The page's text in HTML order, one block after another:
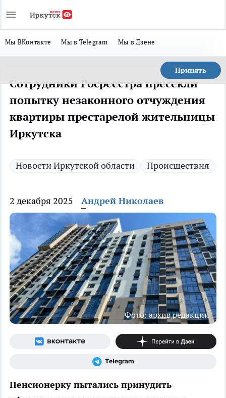
Мы ВКонтакте Мы в Telegram Мы в Дзене
Принять
Сотрудники Росреестра пресекли
попытку незаконного отчуждения
квартиры престарелой жительницы
Иркутска
Новости Иркутской области Происшествия
2 декабря 2025 Андрей Николаев
Фото: архив редакции
Пенсионерку пытались принудить